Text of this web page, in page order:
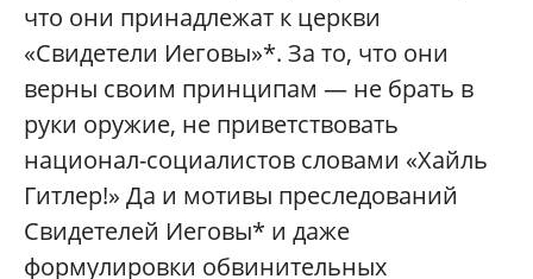
что они принадлежат к церкви
«Свидетели Иеговы»*. За то, что они
верны своим принципам — не брать в
руки оружие, не приветствовать
национал-социалистов словами «Хайль
Гитлер!» Да и мотивы преследований
Свидетелей Иеговы* и даже
формулировки обвинительных